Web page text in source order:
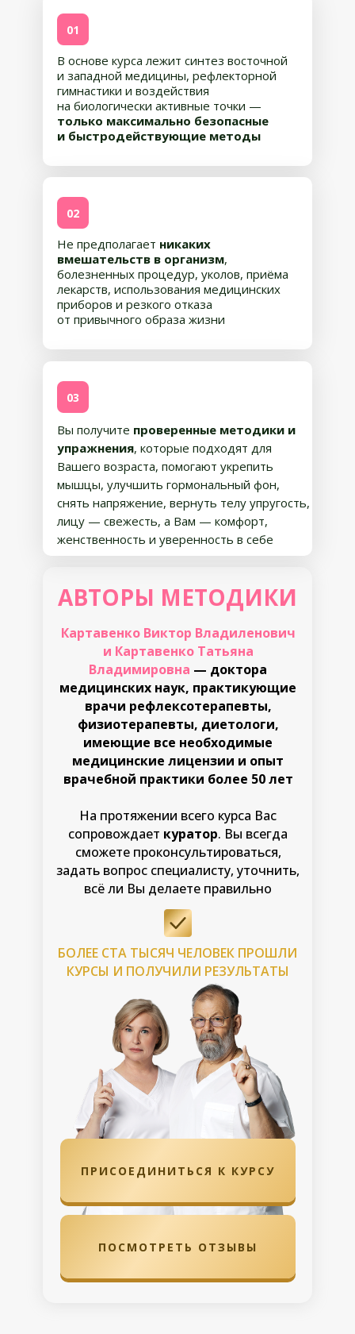
АВТОРЫ МЕТОДИКИ
Картавенко Виктор Владиленович
и Картавенко Татьяна
Владимировна — доктора
медицинских наук, практикующие
врачи рефлексотерапевты,
физиотерапевты, диетологи,
имеющие все необходимые
медицинские лицензии и опыт
врачебной практики более 50 лет
На протяжении всего курса Вас
сопровождает куратор. Вы всегда
сможете проконсультироваться,
задать вопрос специалисту, уточнить,
всё ли Вы делаете правильно
БОЛЕЕ СТА ТЫСЯЧ ЧЕЛОВЕК ПРОШЛИ
КУРСЫ И ПОЛУЧИЛИ РЕЗУЛЬТАТЫ
ПРИСОЕДИНИТЬСЯ К КУРСУ
ПОСМОТРЕТЬ ОТЗЫВЫ
В основе курса лежит синтез восточной
и западной медицины, рефлекторной
гимнастики и воздействия
на биологически активные точки —
только максимально безопасные
и быстродействующие методы
01
Не предполагает никаких
вмешательств в организм,
болезненных процедур, уколов, приёма
лекарств, использования медицинских
приборов и резкого отказа
от привычного образа жизни
02
Вы получите проверенные методики и
упражнения, которые подходят для
Вашего возраста, помогают укрепить
мышцы, улучшить гормональный фон,
снять напряжение, вернуть телу упругость,
лицу — свежесть, а Вам — комфорт,
женственность и уверенность в себе
03